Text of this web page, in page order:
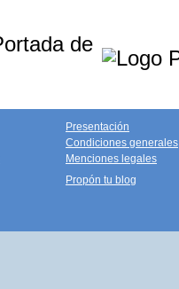
de
Presentación
Condiciones generales
Menciones legales
Propón tu blog